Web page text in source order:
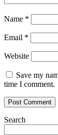
Name *
Email *
Website
Save my
time I comment.
Search